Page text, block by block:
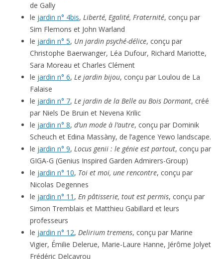
de Gally
le jardin n° 4bis, Liberté, Egalité, Fraternité, conçu par
Sim Flemons et John Warland
le jardin n° 5, Un jardin psyché-délice, conçu par
Christophe Baerwanger, Léa Dufour, Richard Mariotte,
Sara Moreau et Charles Clément
le jardin n° 6, Le jardin bijou, conçu par Loulou de La
Falaise
le jardin n° 7, Le jardin de la Belle au Bois Dormant, créé
par Niels De Bruin et Nevena Krilic
le jardin n° 8, d’un mode à l’autre, conçu par Dominik
Scheuch et Edina Massàny, de l’agence Yewo landscape.
le jardin n° 9, Locus genii : le génie est partout, conçu par
GIGA-G (Genius Inspired Garden Admirers-Group)
le jardin n° 10, Toi et moi, une rencontre, conçu par
Nicolas Degennes
le jardin n° 11 , En pâtisserie, tout est permis, conçu par
Simon Tremblais et Matthieu Gabillard et leurs
professeurs
le jardin n° 12, Delirium tremens, conçu par Marine
Vigier, Émilie Delerue, Marie-Laure Hanne, Jérôme Jolyet
Frédéric Delcayrou